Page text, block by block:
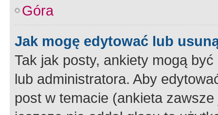
Góra
Jak mogę edytować lub
Tak jak posty, ankiety mogą
lub administratora. Aby
post w temacie (ankieta